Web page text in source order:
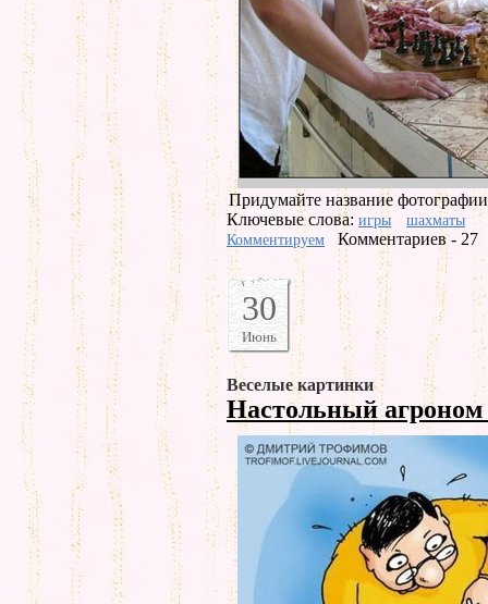
Придумайте название
Ключевые слова: игры
шахматы
Комментируем
Комментариев - 27
30
Июнь
Веселые картинки
Настольный агроном